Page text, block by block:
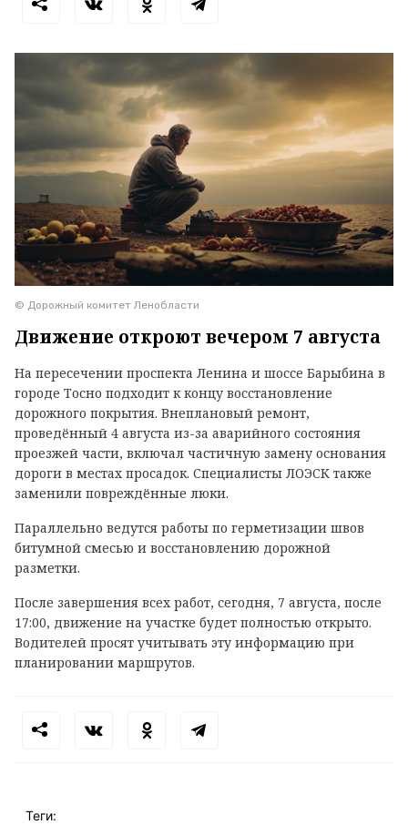
© Дорожный комитет Ленобласти
Движение откроют вечером 7 августа
На пересечении проспекта Ленина и шоссе Барыбина в
городе Тосно подходит к концу восстановление
дорожного покрытия. Внеплановый ремонт,
проведённый 4 августа из-за аварийного состояния
проезжей части, включал частичную замену основания
дороги в местах просадок. Специалисты ЛОЭСК также
заменили повреждённые люки.
Параллельно ведутся работы по герметизации швов
битумной смесью и восстановлению дорожной
разметки.
После завершения всех работ, сегодня, 7 августа, после
17:00, движение на участке будет полностью открыто.
Водителей просят учитывать эту информацию при
планировании маршрутов.
Теги: